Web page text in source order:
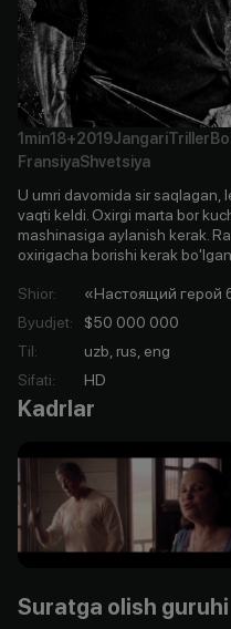
1min18+2019JangariTriller
FransiyaShvetsiya
U umri davomida sir saqlagan,
vaqti keldi. Oxirgi marta bor
mashinasiga aylanish kerak.
oxirigacha borishi kerak
Shior:
«Настоящий герой
Byudjet:
$50 000 000
Til:
uzb, rus, eng
Sifati: HD
Kadrlar
Suratga olish guruhi